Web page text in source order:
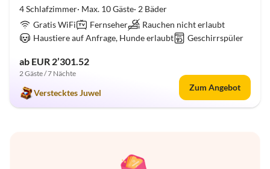
4 Schlafzimmer· Max. 10 Gäste· 2 Bäder
Gratis WiFi
Fernseher
Rauchen nicht erlaubt
Haustiere auf Anfrage, Hunde erlaubt
Geschirrspüler
ab EUR 2’301.52
2 Gäste / 7 Nächte
Verstecktes Juwel
Zum Angebot